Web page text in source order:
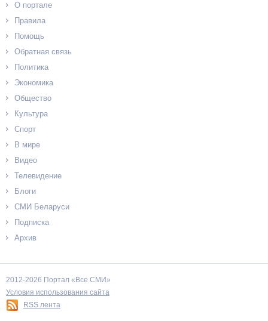
О портале
Правила
Помощь
Обратная связь
Политика
Экономика
Общество
Культура
Спорт
В мире
Видео
Телевидение
Блоги
СМИ Беларуси
Подписка
Архив
2012-2026 Портал «Все СМИ»
Условия использования сайта
RSS лента